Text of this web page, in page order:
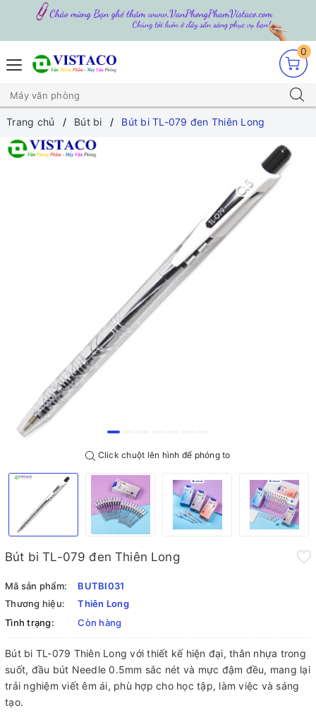
0
Trang chủ Bút bi Bút bi TL-079 đen Thiên Long
Click chuột lên hình để phóng to
Bút bi TL-079 đen Thiên Long
Mã sản phẩm:
BUTBI031
Thương hiệu:
Thiên Long
Tình trạng:
Còn hàng
Bút bi TL-079 Thiên Long với thiết kế hiện đại, thân nhựa trong
suốt, đầu bút Needle 0.5mm sắc nét và mực đậm đều, mang lại
trải nghiệm viết êm ái, phù hợp cho học tập, làm việc và sáng
tạo.